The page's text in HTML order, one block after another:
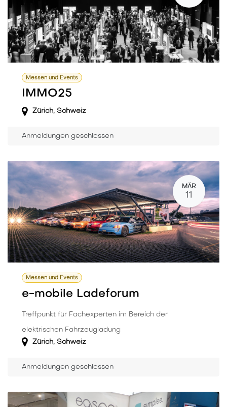
Messen und Events
IMMO25
Zürich, Schweiz
Anmeldungen geschlossen
MÄR
11
Messen und Events
e-mobile Ladeforum
Treffpunkt für Fachexperten im Bereich der
elektrischen Fahrzeugladung
Zürich, Schweiz
Anmeldungen geschlossen